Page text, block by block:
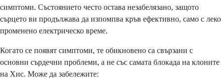
симптоми. Състоянието често остава незабелязано, защото
сърцето ви продължава да изпомпва кръв ефективно, само с леко
променено електрическо време.
Когато се появят симптоми, те обикновено са свързани с
основни сърдечни проблеми, а не със самата блокада на клоните
на Хис. Може да забележите: